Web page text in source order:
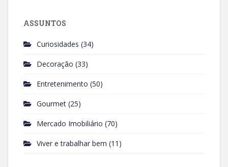
ASSUNTOS
Curiosidades (34)
Decoração (33)
Entretenimento (50)
Gourmet (25)
Mercado Imobiliário (70)
Viver e trabalhar bem (11)